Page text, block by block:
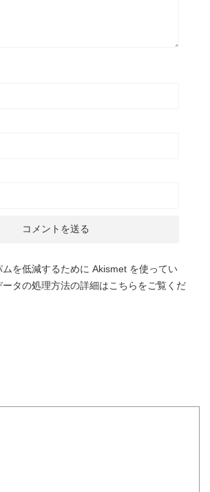
ムを低減するために Akismet を使ってい
ータの処理方法の詳細はこちらをご覧くだ